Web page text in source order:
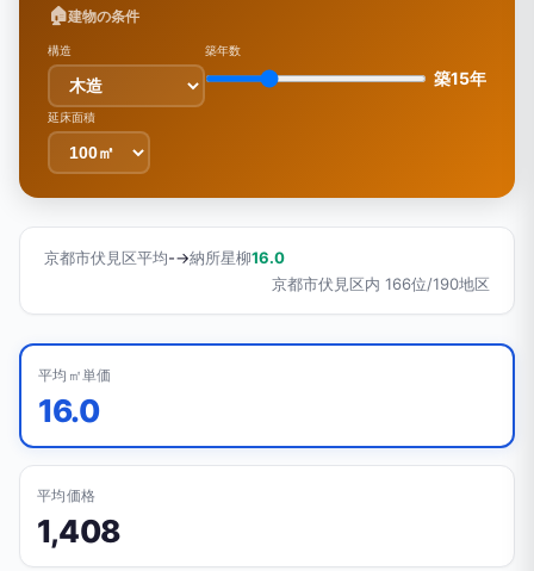
🏠建物の条件
構造 築年数
築15年
延床面積
京都市伏見区平均-→納所星柳16.0
京都市伏見区内 166位/190地区
平均㎡単価
16.0
平均価格
1,408